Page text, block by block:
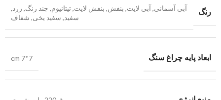
رنگ آبی آسمانی,آبی لایت, بنفش, بنفش لایت,تیتانیوم, چند رنگ, زرد,
سفید, سفید یخی, شفاف
ابعاد پایه چراغ سنگ cm 7*7